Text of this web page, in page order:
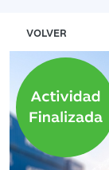
VOLVER